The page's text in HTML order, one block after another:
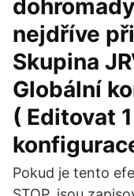
nejdříve
Skupina
Globální
( Editovat
Pokud je tento